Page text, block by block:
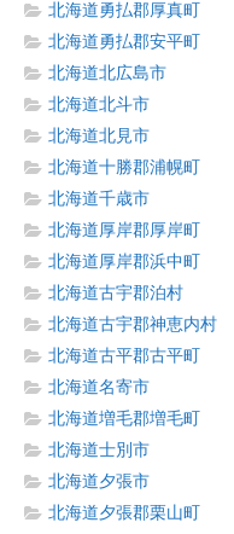
北海道勇払郡厚真町
北海道勇払郡安平町
北海道北広島市
北海道北斗市
北海道北見市
北海道十勝郡浦幌町
北海道千歳市
北海道厚岸郡厚岸町
北海道厚岸郡浜中町
北海道古宇郡泊村
北海道古宇郡神恵内村
北海道古平郡古平町
北海道名寄市
北海道増毛郡増毛町
北海道士別市
北海道夕張市
北海道夕張郡栗山町